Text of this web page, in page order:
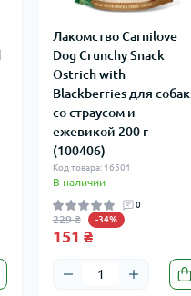
Лакомство Carnilove
Dog Crunchy Snack
Ostrich with
Blackberries для собак
со страусом и
ежевикой 200 г
(100406)
Код товара: 16501
В наличии
0
229 ₴ -34%
151 ₴